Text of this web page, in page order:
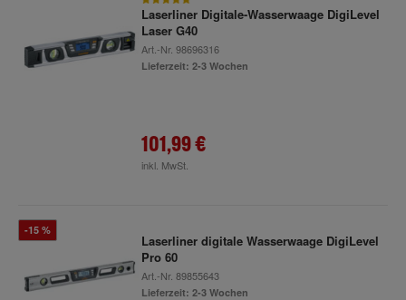
Laserliner Digitale-Wasserwaage DigiLevel
Laser G40
Art.-Nr. 98696316
Lieferzeit: 2-3 Wochen
101,99 €
inkl. MwSt.
-15 %
Laserliner digitale Wasserwaage DigiLevel
Pro 60
Art.-Nr. 89855643
Lieferzeit: 2-3 Wochen